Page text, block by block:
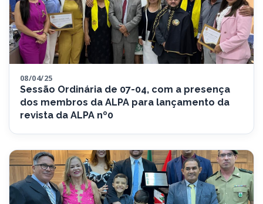
08/04/25
Sessão Ordinária de 07-04, com a presença
dos membros da ALPA para lançamento da
revista da ALPA nº0